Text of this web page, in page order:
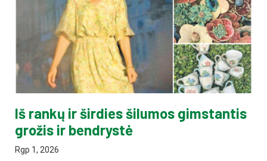
Iš rankų ir širdies šilumos gimstantis
grožis ir bendrystė
Rgp 1, 2026